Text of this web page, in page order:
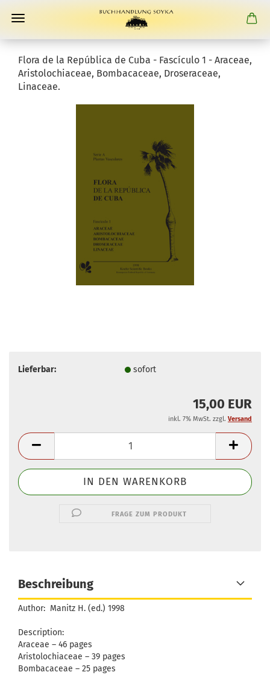
Flora de la República de Cuba - Fascículo 1 - Araceae,
Aristolochiaceae, Bombacaceae, Droseraceae,
Linaceae.
Lieferbar: sofort
15,00 EUR
inkl. 7% MwSt. zzgl. Versand
FRAGE ZUM PRODUKT
Beschreibung
Author: Manitz H. (ed.) 1998
Description:
Araceae – 46 pages
Aristolochiaceae – 39 pages
Bombacaceae – 25 pages